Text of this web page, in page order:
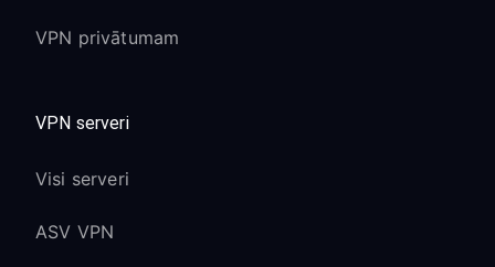
VPN privātumam
VPN serveri
Visi serveri
ASV VPN